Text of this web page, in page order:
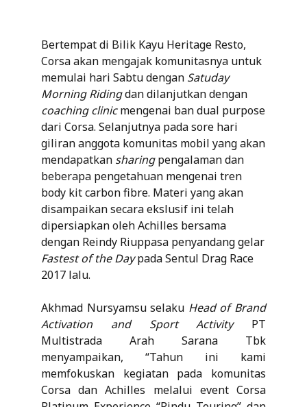
Bertempat di Bilik Kayu Heritage Resto,
Corsa akan mengajak komunitasnya untuk
memulai hari Sabtu dengan Satuday
Morning Ridingdan dilanjutkan dengan
coaching clinicmengenai ban dual purpose
dari Corsa. Selanjutnya pada sore hari
giliran anggota komunitas mobil yang akan
mendapatkan sharingpengalaman dan
beberapa pengetahuan mengenai tren
body kit carbon fibre. Materi yang akan
disampaikan secara ekslusif ini telah
dipersiapkan oleh Achilles bersama
dengan Reindy Riuppasa penyandang gelar
Fastest of the Daypada Sentul Drag Race
2017 lalu.
Akhmad Nursyamsu selaku Head of Brand
Activation and Sport Activity PT
Multistrada Arah Sarana Tbk
menyampaikan, “Tahun ini kami
memfokuskan kegiatan pada komunitas
Corsa dan Achilles melalui event Corsa